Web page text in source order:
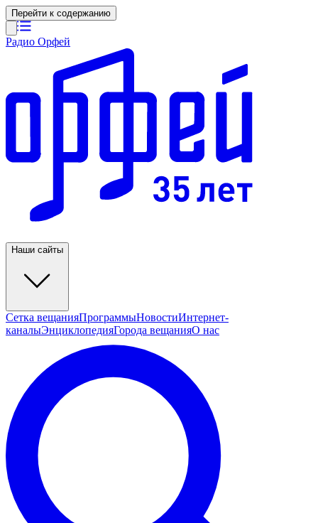
Перейти к содержанию
Радио Орфей
Наши сайты
Сетка вещанияПрограммыНовостиИнтернет-
каналыЭнциклопедияГорода вещанияО нас